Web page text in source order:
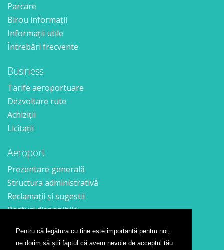
Pentru că legătura cu tine este importantă pentru noi,
ne dorim să știi faptul că avem nevoie de acceptul tău
Parcare
Birou informații
Informații utile
Întrebări frecvente
Business
Tarife aeroportuare
Dezvoltare rute
Achiziții
Licitații
Aeroport
Prezentare generală
Structura administrativă
Reclamații și sugestii
Posturi disponibile
Contact